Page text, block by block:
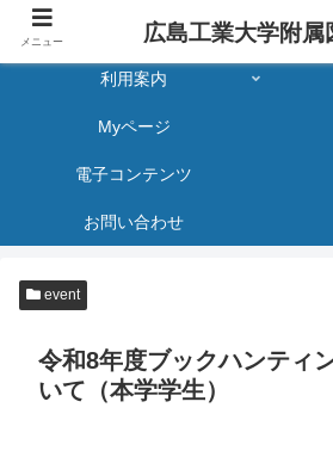
利用案内
Myページ
電子コンテンツ
お問い合わせ
event
令和8年度ブックハンティ
いて（本学学生）
メニュー 広島工業大学附属